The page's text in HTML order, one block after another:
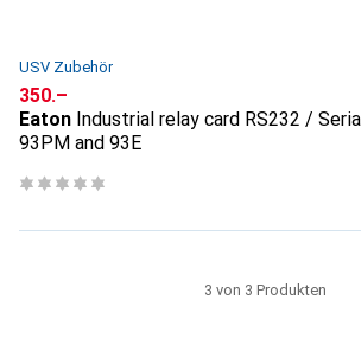
USV Zubehör
CHF
350.–
Eaton Industrial relay card RS232 /
93PM and 93E
3 von 3 Produkten